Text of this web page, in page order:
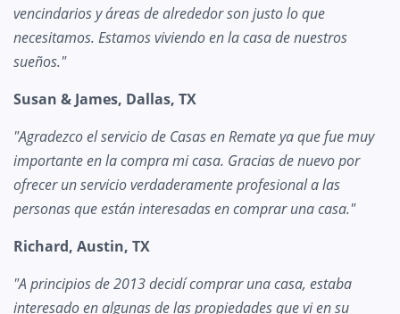
vencindarios y áreas de alrededor son justo lo que
necesitamos. Estamos viviendo en la casa de nuestros
sueños."
Susan & James, Dallas, TX
"Agradezco el servicio de Casas en Remate ya que fue muy
importante en la compra mi casa. Gracias de nuevo por
ofrecer un servicio verdaderamente profesional a las
personas que están interesadas en comprar una casa."
Richard, Austin, TX
"A principios de 2013 decidí comprar una casa, estaba
interesado en algunas de las propiedades que vi en su